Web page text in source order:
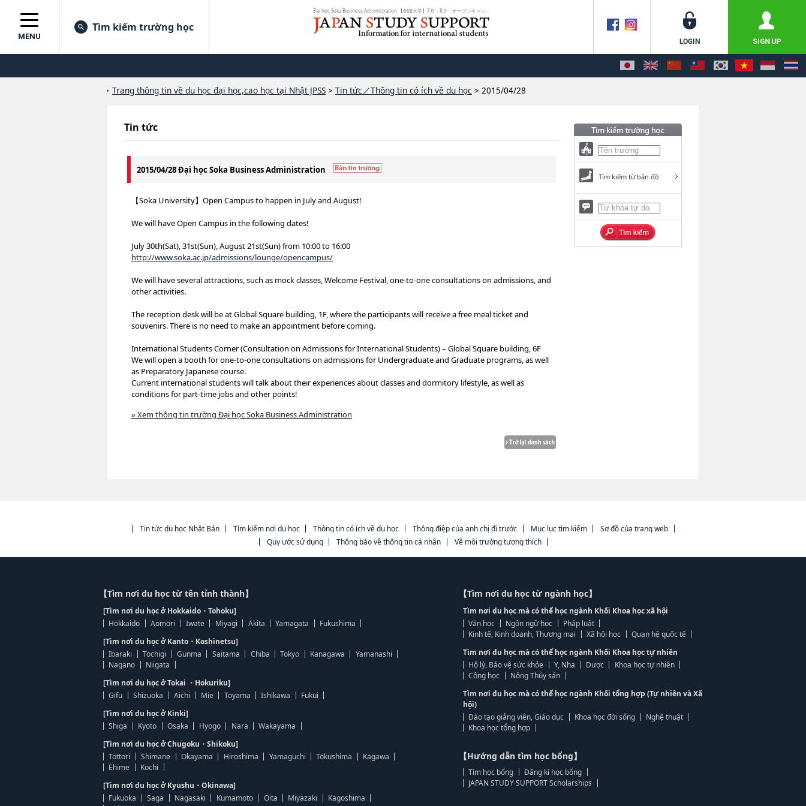
MENU
Tìm kiếm trường học
Trang thông tin về du học đại học,cao học tại Nhật JPSS > Tin tức／Thông tin có ích về du học > 2015/04/28
Tin tức
2015/04/28 Đại học Soka Business Administration
【Soka University】Open Campus to happen in July and August!
We will have Open Campus in the following dates!
July 30th(Sat), 31st(Sun), August 21st(Sun) from 10:00 to 16:00
http://www.soka.ac.jp/admissions/lounge/opencampus/
We will have several attractions, such as mock classes, Welcome Festival, one-to-one consultations on admissions, and
other activities.
The reception desk will be at Global Square building, 1F, where the participants will receive a free meal ticket and
souvenirs. There is no need to make an appointment before coming.
International Students Corner (Consultation on Admissions for International Students) – Global Square building, 6F
We will open a booth for one-to-one consultations on admissions for Undergraduate and Graduate programs, as well
as Preparatory Japanese course.
Current international students will talk about their experiences about classes and dormitory lifestyle, as well as
conditions for part-time jobs and other points!
» Xem thông tin trường Đại học Soka Business Administration
Tìm kiếm từ bản đồ
Tin tức du học Nhật Bản Tìm kiếm nơi du học Thông tin có ích về du học Thông điệp của anh chị đi trước Mục lục tìm kiếm
Sơ đồ của trang web
Quy ước sử dụng
Thông báo về thông tin cá nhân Về môi trường tương thích
【Tìm nơi du học từ tên tỉnh thành】
[Tìm nơi du học ở Hokkaido・Tohoku]
Hokkaido
Aomori Iwate Miyagi Akita Yamagata
Fukushima
[Tìm nơi du học ở Kanto・Koshinetsu]
Ibaraki
Tochigi Gunma Saitama Chiba Tokyo Kanagawa
Yamanashi
Nagano
Niigata
[Tìm nơi du học ở Tokai ・Hokuriku]
Gifu
Shizuoka Aichi Mie Toyama Ishikawa
Fukui
[Tìm nơi du học ở Kinki]
Shiga
Kyoto Osaka Hyogo Nara
Wakayama
[Tìm nơi du học ở Chugoku・Shikoku]
Tottori
Shimane Okayama Hiroshima Yamaguchi Tokushima
Kagawa
Ehime
Kochi
[Tìm nơi du học ở Kyushu・Okinawa]
Fukuoka
Saga Nagasaki Kumamoto Oita Miyazaki
Kagoshima
【Tìm nơi du học từ ngành học】
Tìm nơi du học mà có thể học ngành Khối Khoa học xã hội
Văn học
Ngôn ngữ học
Pháp luật
Kinh tế, Kinh doanh, Thương mại
Xã hội học
Quan hệ quốc tế
Tìm nơi du học mà có thể học ngành Khối Khoa học tự nhiên
Hộ lý, Bảo vệ sức khỏe
Y, Nha Dược
Khoa học tự nhiên
Công học
Nông Thủy sản
Tìm nơi du học mà có thể học ngành Khối tổng hợp (Tự nhiên và Xã
hội)
Đào tạo giảng viên, Giáo dục
Khoa học đời sống
Nghệ thuật
Khoa học tổng hợp
【Hướng dẫn tìm học bổng】
Tìm học bổng
Đăng kí học bổng
JAPAN STUDY SUPPORT Scholarships